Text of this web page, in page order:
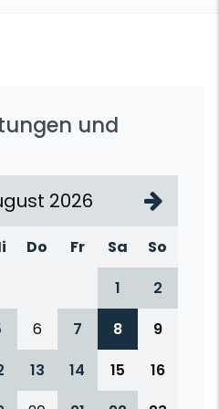
und
2026
Do Fr Sa
So
1
2
6 7 8
9
13 14 15
16